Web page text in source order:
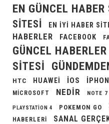
EN GÜNCEL
SITESI
EN IYI HABER
HABERLER
FACEBOOK
GÜNCEL HABERLER
SITESI
HTC
HUAWEI IOS
MICROSOFT NEDIR NOTE 7
PLAYSTATION 4 POKEMON GO
HABERLERI
SANAL